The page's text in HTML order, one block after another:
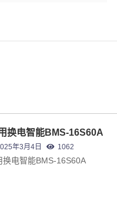
换电智能BMS-16S60A
年3月4日 1062
换电智能BMS-16S60A